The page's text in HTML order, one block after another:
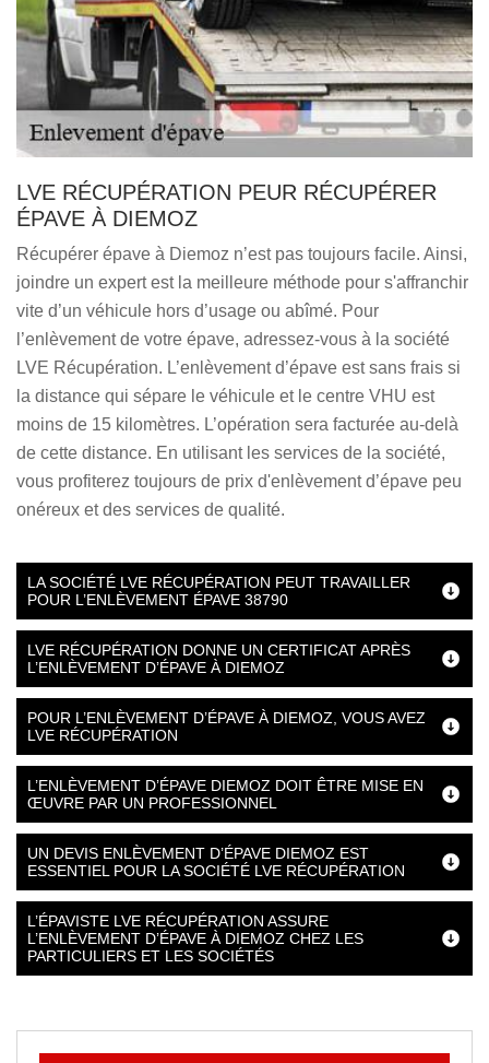
LVE RÉCUPÉRATION PEUR RÉCUPÉRER
ÉPAVE À DIEMOZ
Récupérer épave à Diemoz n’est pas toujours facile. Ainsi,
joindre un expert est la meilleure méthode pour s'affranchir
vite d’un véhicule hors d’usage ou abîmé. Pour
l’enlèvement de votre épave, adressez-vous à la société
LVE Récupération. L’enlèvement d’épave est sans frais si
la distance qui sépare le véhicule et le centre VHU est
moins de 15 kilomètres. L’opération sera facturée au-delà
de cette distance. En utilisant les services de la société,
vous profiterez toujours de prix d'enlèvement d’épave peu
onéreux et des services de qualité.
LA SOCIÉTÉ LVE RÉCUPÉRATION PEUT TRAVAILLER
POUR L’ENLÈVEMENT ÉPAVE 38790
LVE RÉCUPÉRATION DONNE UN CERTIFICAT APRÈS
L’ENLÈVEMENT D’ÉPAVE À DIEMOZ
POUR L’ENLÈVEMENT D’ÉPAVE À DIEMOZ, VOUS AVEZ
LVE RÉCUPÉRATION
L’ENLÈVEMENT D’ÉPAVE DIEMOZ DOIT ÊTRE MISE EN
ŒUVRE PAR UN PROFESSIONNEL
UN DEVIS ENLÈVEMENT D’ÉPAVE DIEMOZ EST
ESSENTIEL POUR LA SOCIÉTÉ LVE RÉCUPÉRATION
L’ÉPAVISTE LVE RÉCUPÉRATION ASSURE
L’ENLÈVEMENT D’ÉPAVE À DIEMOZ CHEZ LES
PARTICULIERS ET LES SOCIÉTÉS